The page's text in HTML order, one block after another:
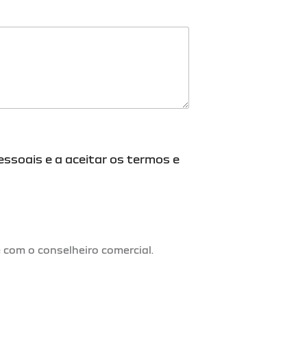
e a aceitar os termos e
o conselheiro comercial.